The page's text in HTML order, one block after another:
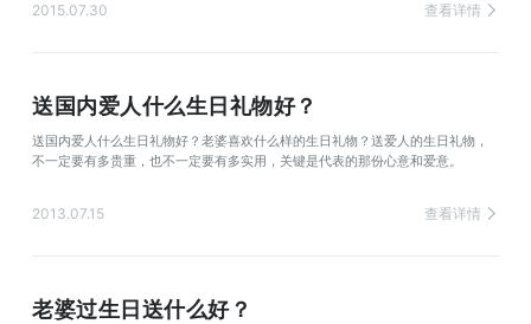
2015.07.30 查看详情
送国内爱人什么生日礼物好？
送国内爱人什么生日礼物好？老婆喜欢什么样的生日礼物？送爱人的生日礼物，
不一定要有多贵重，也不一定要有多实用，关键是代表的那份心意和爱意。
2013.07.15 查看详情
老婆过生日送什么好？